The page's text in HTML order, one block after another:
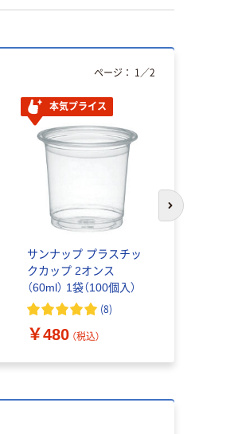
本気プライス
サンナップ プラスチッ
クカップ 2オンス
（60ml） 1袋（100個入）
(8)
￥480 （税込）
ページ： 1 ／2
次のスライド